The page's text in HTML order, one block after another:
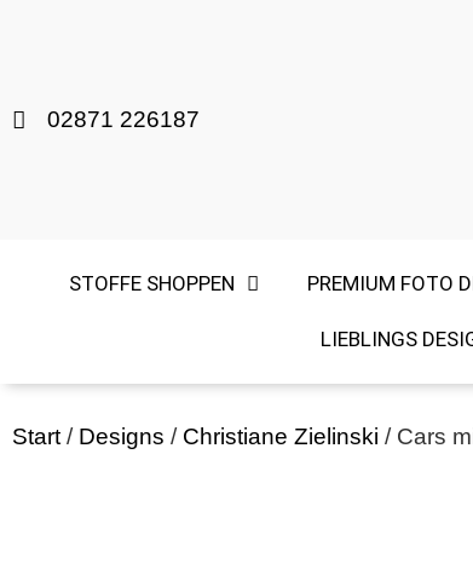
02871 226187
STOFFE SHOPPEN PREMIUM FOTO
LIEBLINGS
Start / Designs / Christiane Zielinski / Cars